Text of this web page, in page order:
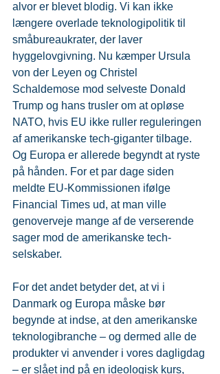
alvor er blevet blodig. Vi kan ikke
længere overlade teknologipolitik til
småbureaukrater, der laver
hyggelovgivning. Nu kæmper Ursula
von der Leyen og Christel
Schaldemose mod selveste Donald
Trump og hans trusler om at opløse
NATO, hvis EU ikke ruller reguleringen
af amerikanske tech-giganter tilbage.
Og Europa er allerede begyndt at ryste
på hånden. For et par dage siden
meldte EU-Kommissionen ifølge
Financial Times ud, at man ville
genoverveje mange af de verserende
sager mod de amerikanske tech-
selskaber.
For det andet betyder det, at vi i
Danmark og Europa måske bør
begynde at indse, at den amerikanske
teknologibranche – og dermed alle de
produkter vi anvender i vores dagligdag
– er slået ind på en ideologisk kurs,